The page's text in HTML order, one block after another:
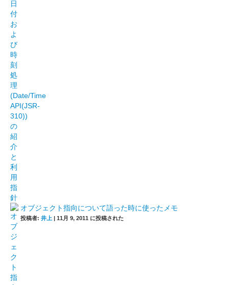
オブジェクト指向について語った時に使ったメモ
投稿者: 井上 | 11月 9, 2011 に投稿された